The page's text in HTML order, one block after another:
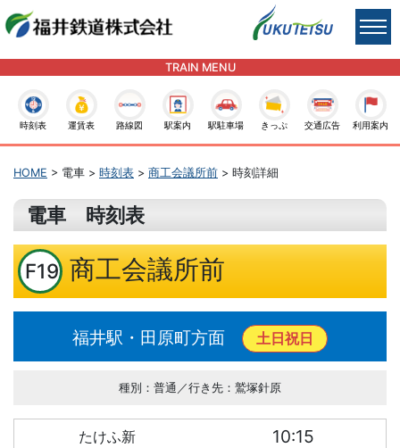
TRAIN MENU
時刻表 運賃表 路線図 駅案内 駅駐車場 きっぷ 交通広告 利用案内
HOME > 電車 > 時刻表 > 商工会議所前 > 時刻詳細
電車 時刻表
F19商工会議所前
福井駅・田原町方面 土日祝日
種別：普通／行き先：鷲塚針原
たけふ新 10:15